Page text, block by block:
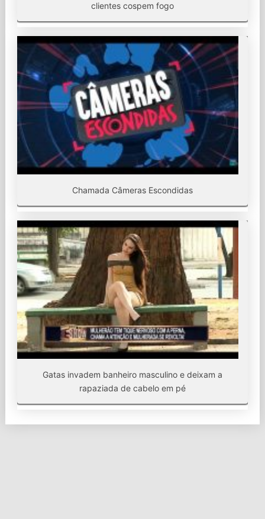
clientes cospem fogo
Chamada Câmeras Escondidas
Gatas invadem banheiro masculino e deixam a
rapaziada de cabelo em pé